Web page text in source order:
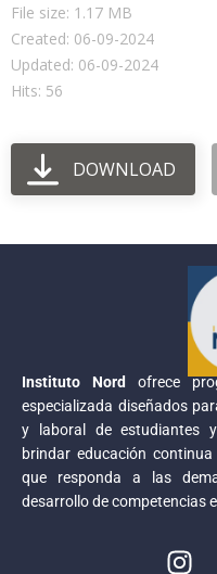
File size: 1.17 MB
Created: 06-09-2024
Updated: 06-09-2024
Hits: 56
DOWNLOAD
Instituto Nord
ofrece
especializada diseñados
y laboral de estudiantes
brindar educación
que responda a las
desarrollo de competencias